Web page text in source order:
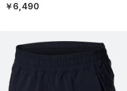
￥6,490